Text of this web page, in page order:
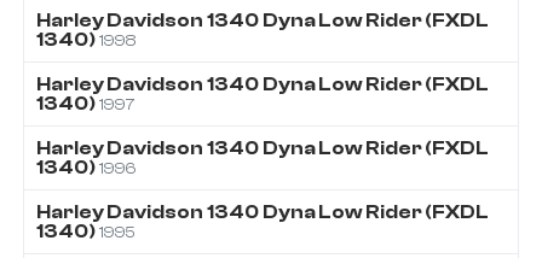
Harley Davidson 1340 Dyna Low Rider (FXDL
1340) 1998
Harley Davidson 1340 Dyna Low Rider (FXDL
1340) 1997
Harley Davidson 1340 Dyna Low Rider (FXDL
1340) 1996
Harley Davidson 1340 Dyna Low Rider (FXDL
1340) 1995